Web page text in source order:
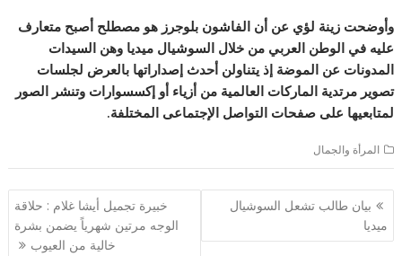
وأوضحت زينة لؤي عن أن الفاشون بلوجرز هو مصطلح أصبح متعارف
عليه في الوطن العربي من خلال السوشيال ميديا وهن السيدات
المدونات عن الموضة إذ يتناولن أحدث إصداراتها بالعرض لجلسات
تصوير مرتدية الماركات العالمية من أزياء أو إكسسوارات وتنشر الصور
لمتابعيها على صفحات التواصل الإجتماعى المختلفة.
المرأة والجمال
تصفّح
المقالات
بيان طالب تشعل السوشيال
ميديا
خبيرة تجميل أيشا غلام : حلاقة
الوجه مرتين شهرياً يضمن بشرة
خالية من العيوب